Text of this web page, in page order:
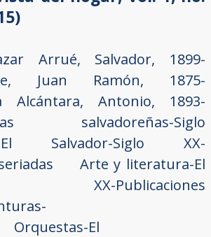
Arrué, Salvador, 1899-
Juan Ramón, 1875-
Alcántara, Antonio, 1893-
salvadoreñas-Siglo
El Salvador-Siglo XX-
Arte y literatura-El
XX-Publicaciones
Orquestas-El